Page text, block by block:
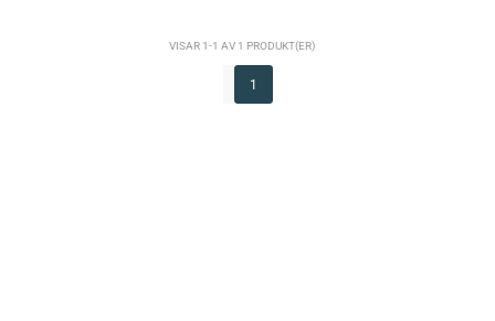
VISAR 1-1 AV 1 PRODUKT(ER)
1